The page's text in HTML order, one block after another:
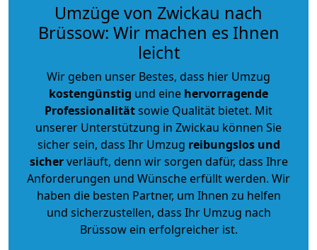
Umzüge von Zwickau nach
Brüssow: Wir machen es Ihnen
leicht
Wir geben unser Bestes, dass hier Umzug
kostengünstig und eine hervorragende
Professionalitätsowie Qualität bietet. Mit
unserer Unterstützung in Zwickau können Sie
sicher sein, dass Ihr Umzug reibungslos und
sicherverläuft, denn wir sorgen dafür, dass Ihre
Anforderungen und Wünsche erfüllt werden. Wir
haben die besten Partner, um Ihnen zu helfen
und sicherzustellen, dass Ihr Umzug nach
Brüssow ein erfolgreicher ist.